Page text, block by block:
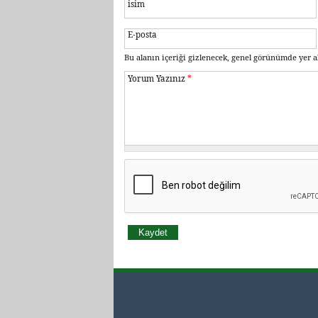
isim
E-posta
Bu alanın içeriği gizlenecek, genel görünümde yer
Yorum Yazınız*